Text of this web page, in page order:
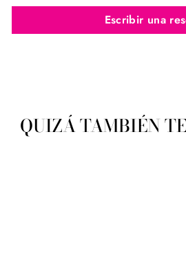
Escribir una
QUIZÁ TAMBIÉN